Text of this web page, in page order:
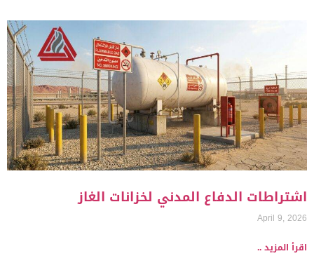
اشتراطات الدفاع المدني لخزانات الغاز
April 9, 2026
اقرأ المزيد ..